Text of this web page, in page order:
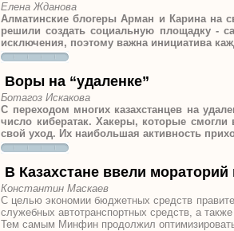
Елена Жданова
Алматинские блогеры Арман и Карина на
решили создать социальную площадку -
исключения, поэтому важна инициатива
Воры на “удаленке”
Ботагоз Искакова
С переходом многих казахстанцев на
число кибератак. Хакеры, которые
свой уход. Их наибольшая активность
В Казахстане ввели
Константин Маскаев
С целью экономии бюджетных средств
служебных автотранспортных средств, а
Тем самым Минфин продолжил